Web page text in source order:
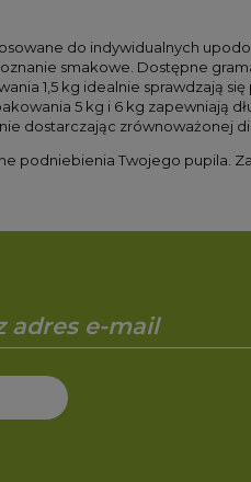
do indywidualnych
smakowe. Dostępne
1,5 kg idealnie sprawdzają
5 kg i 6 kg zapewniają
dostarczając zrównoważonej
podniebienia Twojego pupila.